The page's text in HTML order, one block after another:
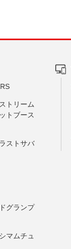
トリーム
トブース
ストサバ
グランプ
マムチュ